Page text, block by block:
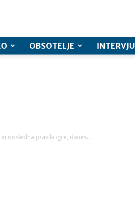
OBSOTELJE INTERVJU
dosledna pravila igre, danes...